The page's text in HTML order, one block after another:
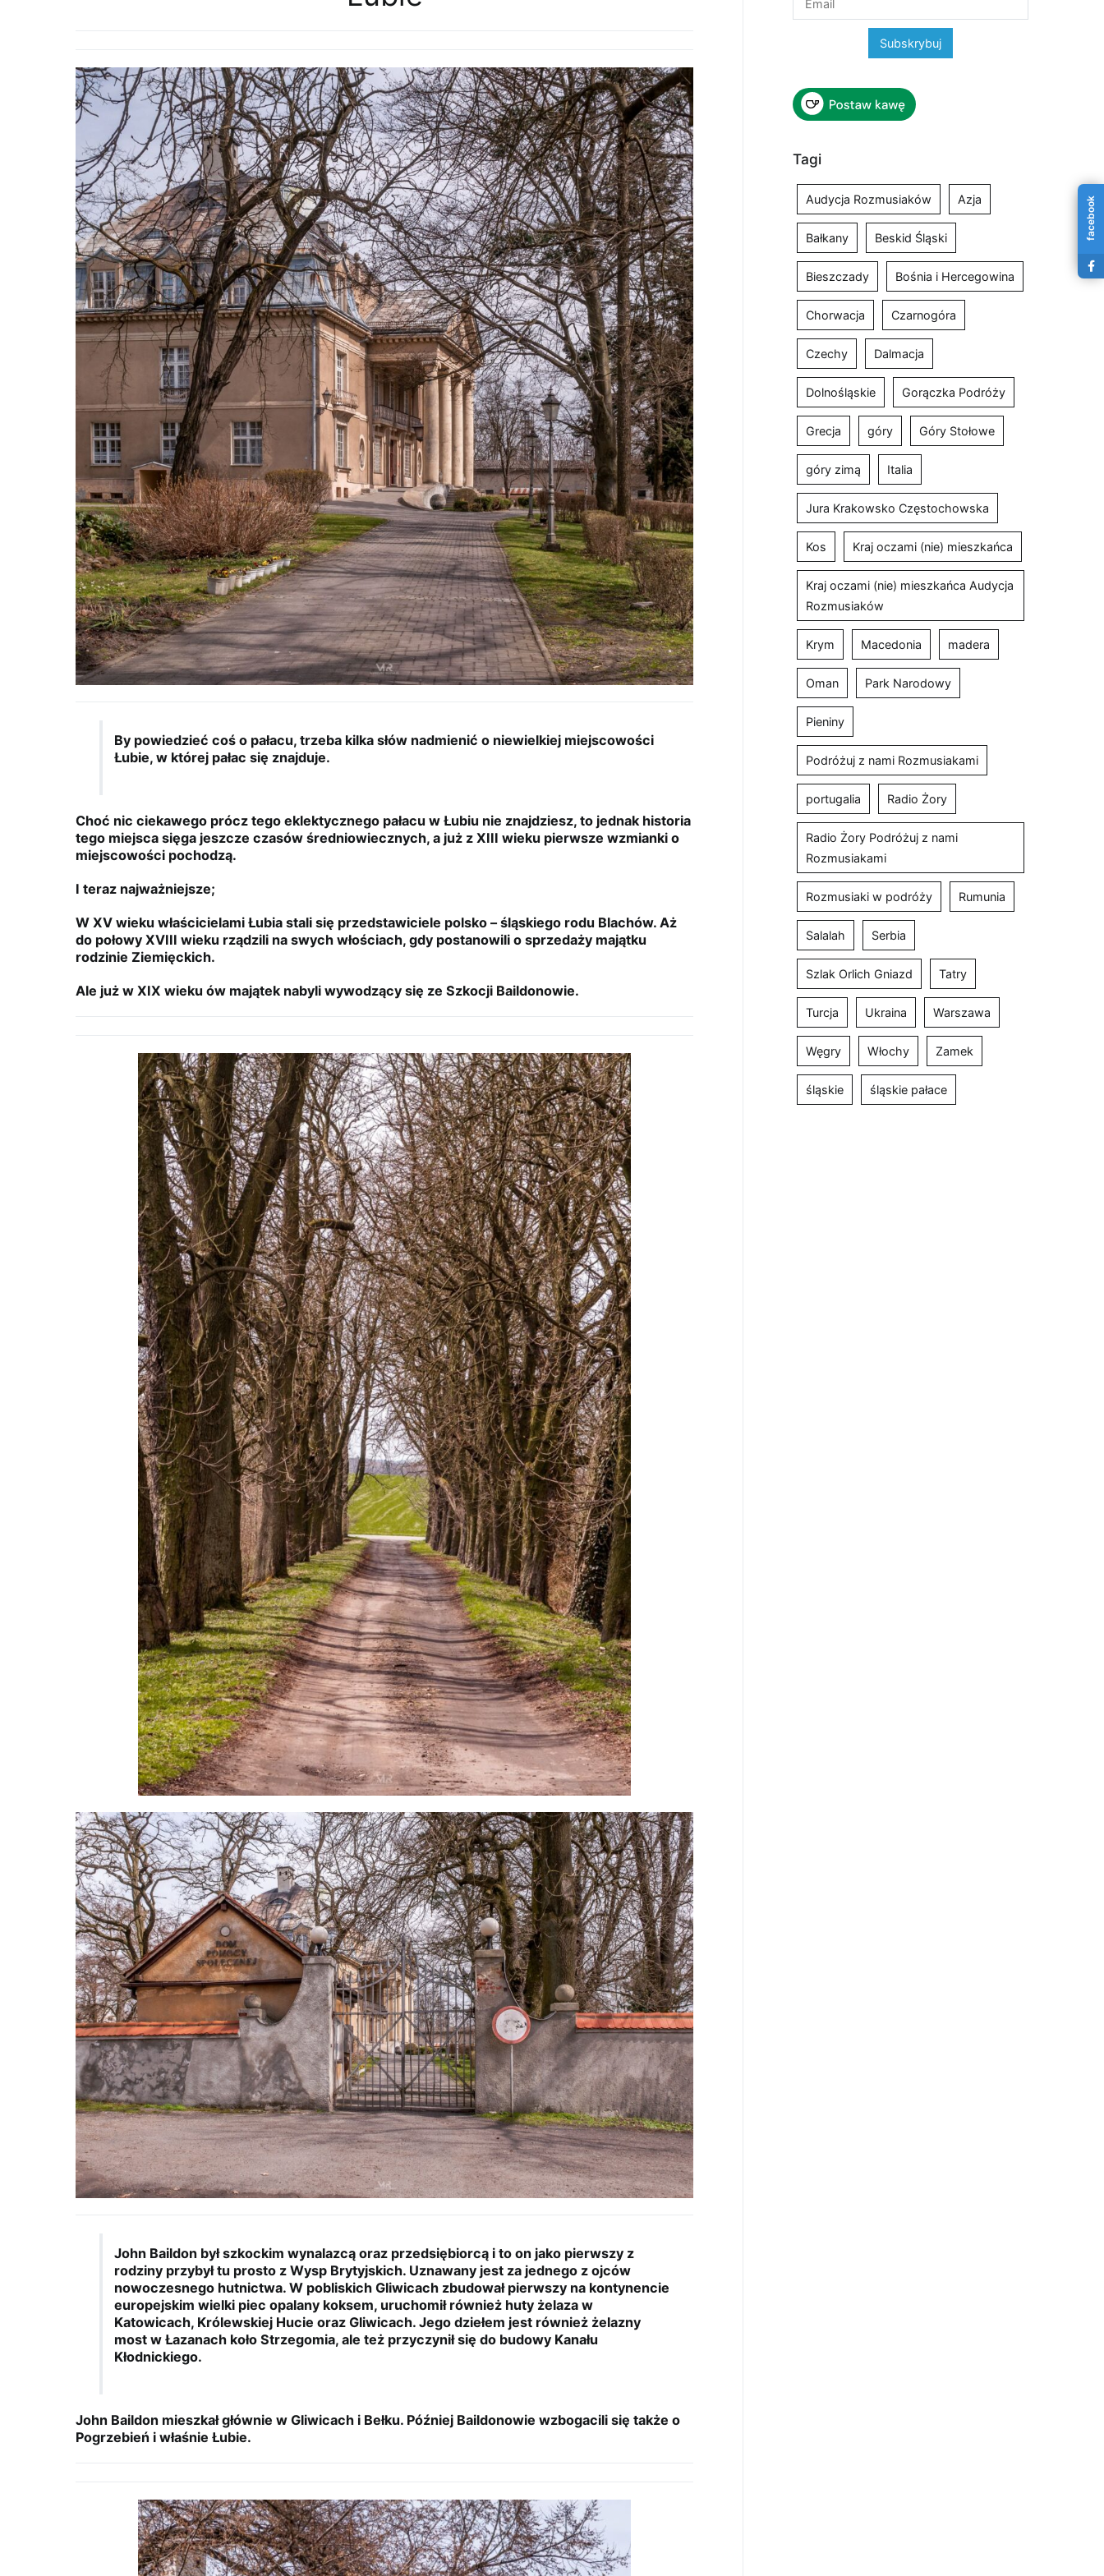
By powiedzieć coś o pałacu, trzeba kilka słów nadmienić o niewielkiej miejscowości
Łubie, w której pałac się znajduje.
Choć nic ciekawego prócz tego eklektycznego pałacu w Łubiu nie znajdziesz, to jednak historia
tego miejsca sięga jeszcze czasów średniowiecznych, a już z XIII wieku pierwsze wzmianki o
miejscowości pochodzą.
I teraz najważniejsze;
W XV wieku właścicielami Łubia stali się przedstawiciele polsko – śląskiego rodu Blachów. Aż
do połowy XVIII wieku rządzili na swych włościach, gdy postanowili o sprzedaży majątku
rodzinie Ziemięckich.
Ale już w XIX wieku ów majątek nabyli wywodzący się ze Szkocji Baildonowie.
John Baildon był szkockim wynalazcą oraz przedsiębiorcą i to on jako pierwszy z
rodziny przybył tu prosto z Wysp Brytyjskich. Uznawany jest za jednego z ojców
nowoczesnego hutnictwa. W pobliskich Gliwicach zbudował pierwszy na kontynencie
europejskim wielki piec opalany koksem, uruchomił również huty żelaza w
Katowicach, Królewskiej Hucie oraz Gliwicach. Jego dziełem jest również żelazny
most w Łazanach koło Strzegomia, ale też przyczynił się do budowy Kanału
Kłodnickiego.
John Baildon mieszkał głównie w Gliwicach i Bełku. Później Baildonowie wzbogacili się także o
Pogrzebień i właśnie Łubie.
Tagi
Audycja Rozmusiaków Azja
Bałkany Beskid Śląski
Bieszczady Bośnia i Hercegowina
Chorwacja Czarnogóra
Czechy Dalmacja
Dolnośląskie Gorączka Podróży
Grecja góry Góry Stołowe
góry zimą Italia
Jura Krakowsko Częstochowska
Kos Kraj oczami (nie) mieszkańca
Kraj oczami (nie) mieszkańca Audycja
Rozmusiaków
Krym Macedonia madera
Oman Park Narodowy
Pieniny
Podróżuj z nami Rozmusiakami
portugalia Radio Żory
Radio Żory Podróżuj z nami
Rozmusiakami
Rozmusiaki w podróży Rumunia
Salalah Serbia
Szlak Orlich Gniazd Tatry
Turcja Ukraina Warszawa
Węgry Włochy Zamek
śląskie śląskie pałace
facebook